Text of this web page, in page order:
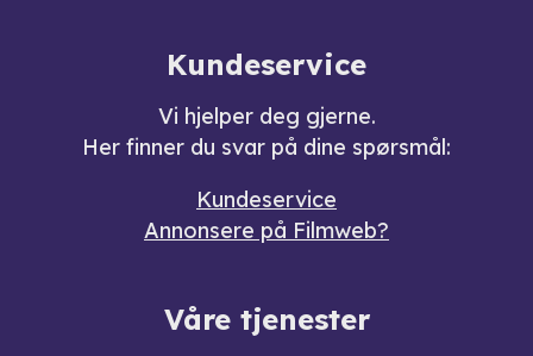
Kundeservice
Vi hjelper deg gjerne.
Her finner du svar på dine spørsmål:
Kundeservice
Annonsere på Filmweb?
Våre tjenester